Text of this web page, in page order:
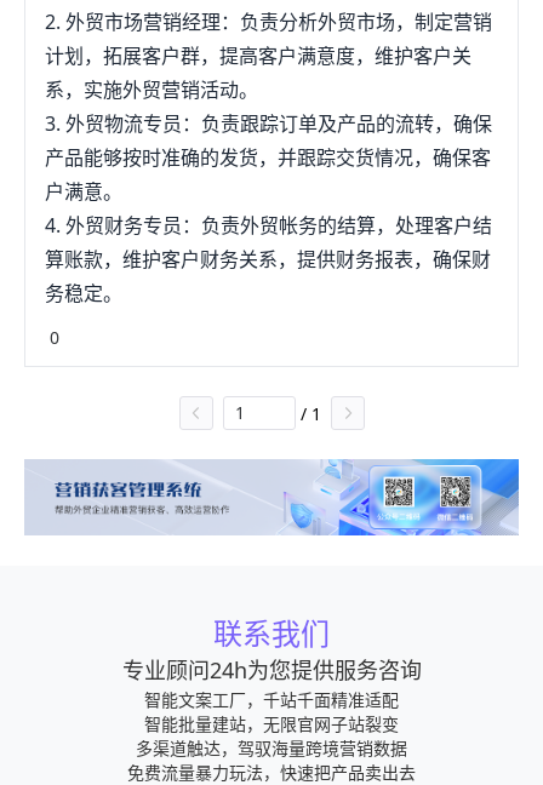
2. 外贸市场营销经理：负责分析外贸市场，制定营销
计划，拓展客户群，提高客户满意度，维护客户关
系，实施外贸营销活动。
3. 外贸物流专员：负责跟踪订单及产品的流转，确保
产品能够按时准确的发货，并跟踪交货情况，确保客
户满意。
4. 外贸财务专员：负责外贸帐务的结算，处理客户结
算账款，维护客户财务关系，提供财务报表，确保财
务稳定。
0
/ 1
联系我们
专业顾问24h为您提供服务咨询
智能文案工厂，千站千面精准适配
智能批量建站，无限官网子站裂变
多渠道触达，驾驭海量跨境营销数据
免费流量暴力玩法，快速把产品卖出去